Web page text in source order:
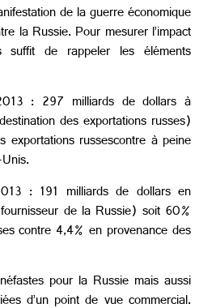
de la guerre économique
la Russie. Pour mesurer l’impact
de rappeler les éléments
: 297 milliards de dollars à
des exportations russes)
russescontre à peine
: 191 milliards de dollars en
fournisseur de la Russie) soit 60%
contre 4,4% en provenance des
pour la Russie mais aussi
d’un point de vue commercial.